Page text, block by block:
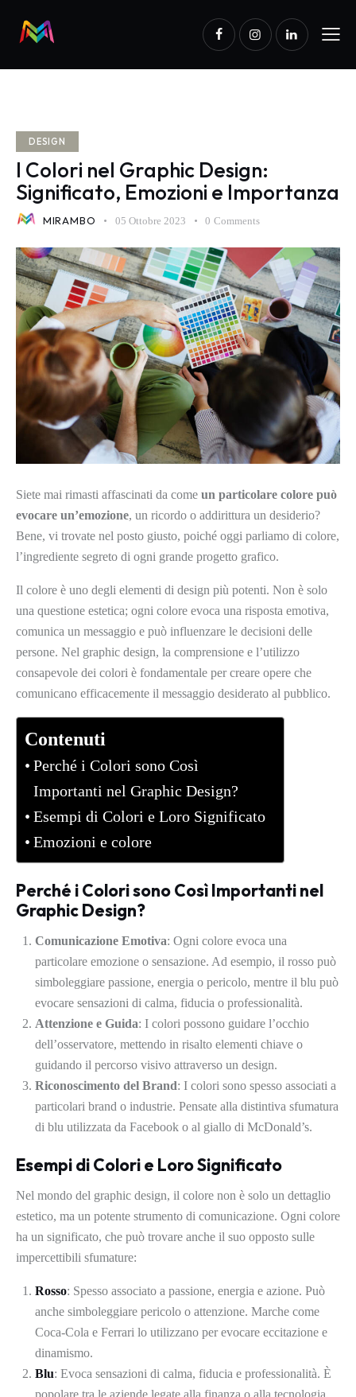
DESIGN
I Colori nel Graphic Design:
Significato, Emozioni e Importanza
MIRAMBO 05 Ottobre 2023 0 Comments
Siete mai rimasti affascinati da come un particolare colore può
evocare un’emozione, un ricordo o addirittura un desiderio?
Bene, vi trovate nel posto giusto, poiché oggi parliamo di colore,
l’ingrediente segreto di ogni grande progetto grafico.
Il colore è uno degli elementi di design più potenti. Non è solo
una questione estetica; ogni colore evoca una risposta emotiva,
comunica un messaggio e può influenzare le decisioni delle
persone. Nel graphic design, la comprensione e l’utilizzo
consapevole dei colori è fondamentale per creare opere che
comunicano efficacemente il messaggio desiderato al pubblico.
Contenuti
Perché i Colori sono Così
Importanti nel Graphic Design?
Esempi di Colori e Loro Significato
Emozioni e colore
Perché i Colori sono Così Importanti nel
Graphic Design?
Comunicazione Emotiva: Ogni colore evoca una
particolare emozione o sensazione. Ad esempio, il rosso può
simboleggiare passione, energia o pericolo, mentre il blu può
evocare sensazioni di calma, fiducia o professionalità.
Attenzione e Guida: I colori possono guidare l’occhio
dell’osservatore, mettendo in risalto elementi chiave o
guidando il percorso visivo attraverso un design.
Riconoscimento del Brand: I colori sono spesso associati a
particolari brand o industrie. Pensate alla distintiva sfumatura
di blu utilizzata da Facebook o al giallo di McDonald’s.
Esempi di Colori e Loro Significato
Nel mondo del graphic design, il colore non è solo un dettaglio
estetico, ma un potente strumento di comunicazione. Ogni colore
ha un significato, che può trovare anche il suo opposto sulle
impercettibili sfumature:
Rosso: Spesso associato a passione, energia e azione. Può
anche simboleggiare pericolo o attenzione. Marche come
Coca-Cola e Ferrari lo utilizzano per evocare eccitazione e
dinamismo.
Blu: Evoca sensazioni di calma, fiducia e professionalità. È
popolare tra le aziende legate alla finanza o alla tecnologia,